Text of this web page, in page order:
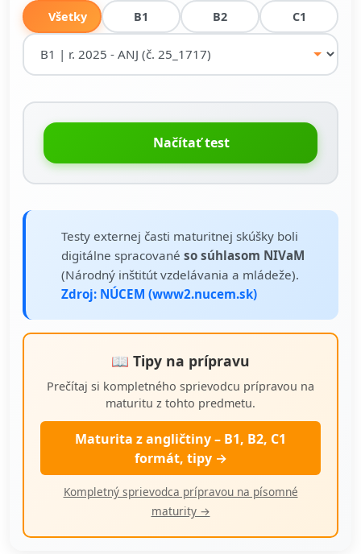
Všetky B1 B2 C1
Načítať test
Testy externej časti maturitnej skúšky boli
digitálne spracované so súhlasom NIVaM
(Národný inštitút vzdelávania a mládeže).
Zdroj: NÚCEM (www2.nucem.sk)
📖 Tipy na prípravu
Prečítaj si kompletného sprievodcu prípravou na
maturitu z tohto predmetu.
Maturita z angličtiny – B1, B2, C1
formát, tipy →
Kompletný sprievodca prípravou na písomné
maturity →